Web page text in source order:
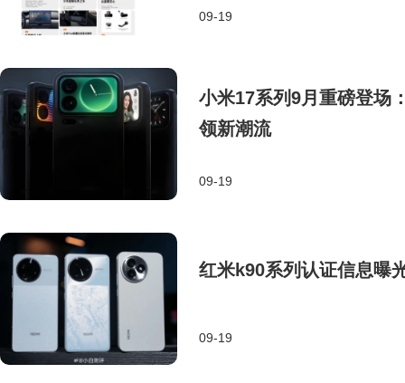
09-19
小米17系列9月重磅登场
领新潮流
09-19
红米k90系列认证信息曝
09-19